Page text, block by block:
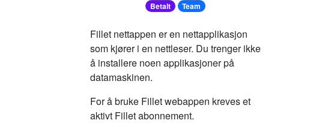
Betalt Team
Fillet nettappen er en nettapplikasjon
som kjører i en nettleser. Du trenger ikke
å installere noen applikasjoner på
datamaskinen.
For å bruke Fillet webappen kreves et
aktivt Fillet abonnement.